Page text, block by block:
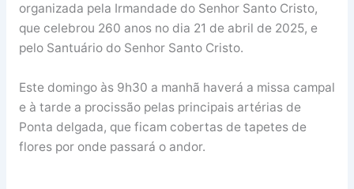
organizada pela Irmandade do Senhor Santo Cristo,
que celebrou 260 anos no dia 21 de abril de 2025, e
pelo Santuário do Senhor Santo Cristo.
Este domingo às 9h30 a manhã haverá a missa campal
e à tarde a procissão pelas principais artérias de
Ponta delgada, que ficam cobertas de tapetes de
flores por onde passará o andor.